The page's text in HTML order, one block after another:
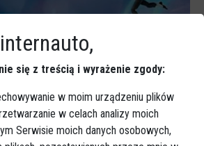
się z treścią i wyrażenie zgody:
w moim urządzeniu plików
w celach analizy moich
Serwisie moich danych osobowych,